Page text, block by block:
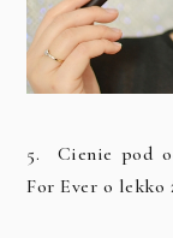
5. Cienie pod
For Ever o lekko